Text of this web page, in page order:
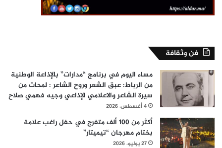
فن وثقافة
مساء اليوم في برنامج “مدارات” بالإذاعة الوطنية
من الرباط: عبق الشعر وروح الشاعر : لمحات من
سيرة الشاعر والاعلامي الإذاعي وجيه فهمي صلاح
4 أغسطس، 2026
أكثر من 100 ألف متفرج في حفل راغب علامة
بختام مهرجان “تيميتار”
27 يوليو، 2026